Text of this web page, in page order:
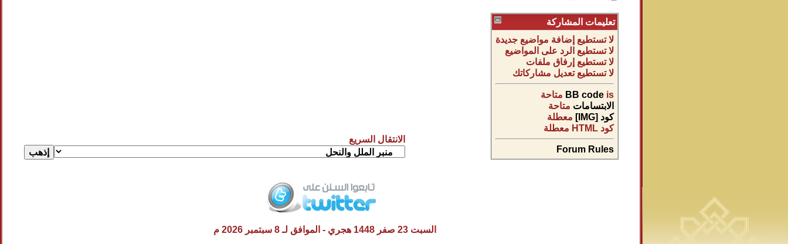
تعليمات المشاركة
لا تستطيع إضافة مواضيع جديدة
لا تستطيع الرد على المواضيع
لا تستطيع إرفاق ملفات
لا تستطيع تعديل مشاركاتك
BB code is
متاحة
الابتسامات متاحة
كود [IMG]
معطلة
كود HTML
معطلة
Forum Rules
الانتقال السريع
السبت 23 صفر 1448 هجري - الموافق لـ 8 سبتمبر 2026 م